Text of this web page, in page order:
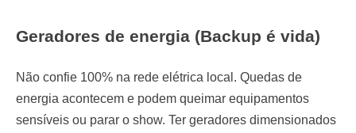
Geradores de energia (Backup é vida)
Não confie 100% na rede elétrica local. Quedas de
energia acontecem e podem queimar equipamentos
sensíveis ou parar o show. Ter geradores dimensionados